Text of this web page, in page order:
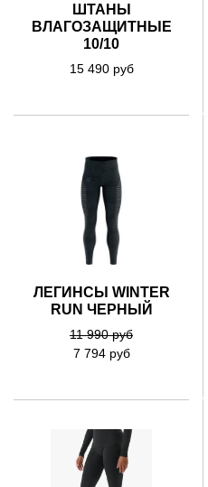
ШТАНЫ
ВЛАГОЗАЩИТНЫЕ
10/10
15 490 руб
ЛЕГИНСЫ WINTER
RUN ЧЕРНЫЙ
11 990 руб
7 794 руб